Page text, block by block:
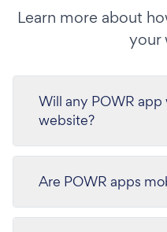
Learn more about
your
Will any POWR
website?
Are POWR apps